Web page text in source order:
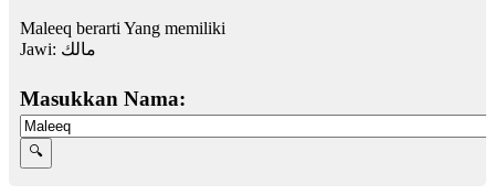
Maleeq berarti Yang memiliki
Jawi: مالك
Masukkan Nama: